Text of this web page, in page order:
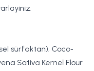
sürfaktan), Coco-
Sativa Kernel Flour